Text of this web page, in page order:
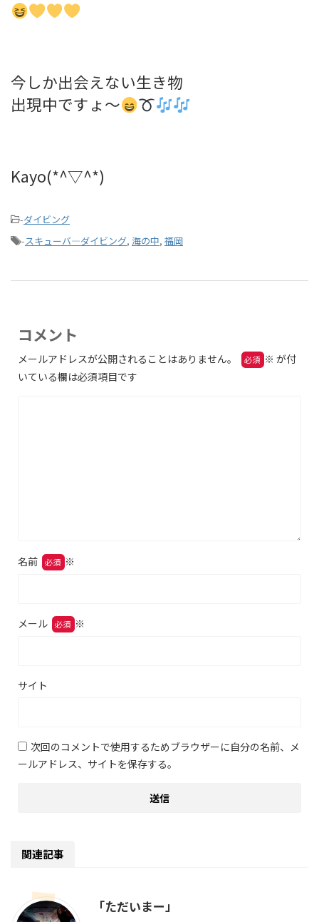
今しか出会えない生き物
出現中ですょ～
Kayo(*^▽^*)
-ダイビング
-スキューバ―ダイビング, 海の中, 福岡
コメント
メールアドレスが公開されることはありません。 ※ が付
いている欄は必須項目です
名前 ※
メール ※
サイト
次回のコメントで使用するためブラウザーに自分の名前、メ
ールアドレス、サイトを保存する。
関連記事
「ただいまー」